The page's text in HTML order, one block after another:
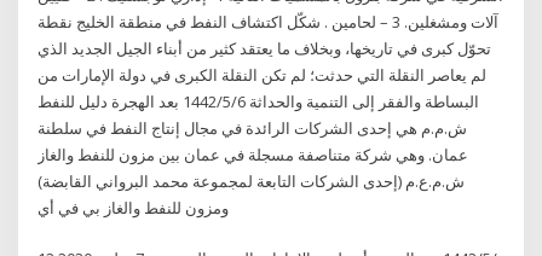
آلات ومشغلين. 3 – لحامين . شكّل اكتشاف النفط في منطقة الخليج نقطة
تحوّل كبرى في تاريخها، وبخلاف ما يعتقد كثير من أبناء الجيل الجديد الذي
لم يعاصر النقلة التي حدثت؛ لم تكن النقلة الكبرى في دولة الإمارات من
البساطة والفقر إلى التنمية والحداثة 6‏‏/5‏‏/1442 بعد الهجرة دليل للنفط
ش.م.م هي إحدى الشركات الرائدة في مجال إنتاج النفط في سلطنة
عمان. وهي شركة متناصفة مسجلة في عمان بين مزون للنفط والغاز
ش.م.ع.م (إحدى الشركات التابعة لمجموعة محمد البرواني القابضة)
ومزون للنفط والغاز بي في أي